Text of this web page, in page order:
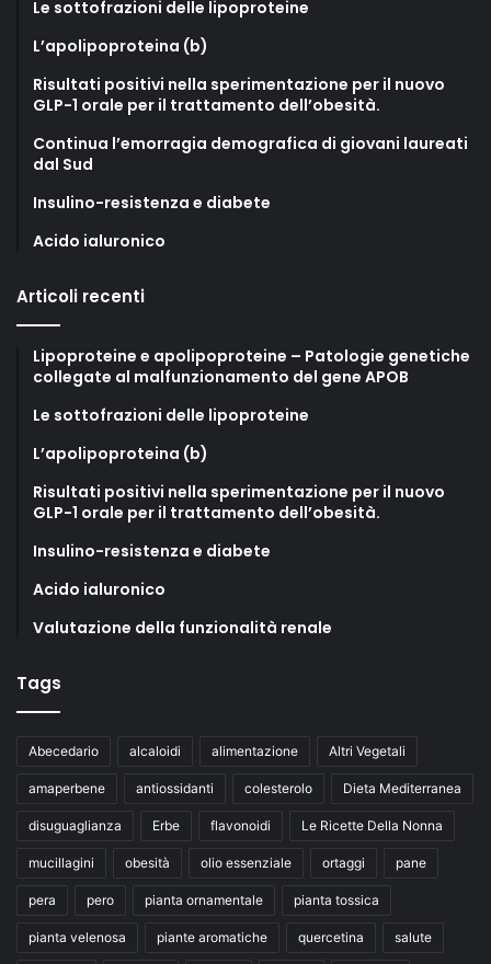
Le sottofrazioni delle lipoproteine
L’apolipoproteina (b)
Risultati positivi nella sperimentazione per il nuovo
GLP-1 orale per il trattamento dell’obesità.
Continua l’emorragia demografica di giovani laureati
dal Sud
Insulino-resistenza e diabete
Acido ialuronico
Articoli recenti
Lipoproteine e apolipoproteine – Patologie genetiche
collegate al malfunzionamento del gene APOB
Le sottofrazioni delle lipoproteine
L’apolipoproteina (b)
Risultati positivi nella sperimentazione per il nuovo
GLP-1 orale per il trattamento dell’obesità.
Insulino-resistenza e diabete
Acido ialuronico
Valutazione della funzionalità renale
Tags
Abecedario alcaloidi alimentazione Altri Vegetali
amaperbene antiossidanti colesterolo Dieta Mediterranea
disuguaglianza Erbe flavonoidi Le Ricette Della Nonna
mucillagini obesità olio essenziale ortaggi pane
pera pero pianta ornamentale pianta tossica
pianta velenosa piante aromatiche quercetina salute